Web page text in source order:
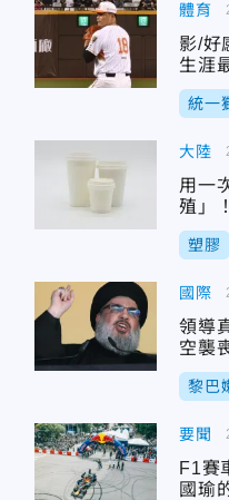
體育
影/好
生涯
迎
統一
大陸
用一
殖」
塑膠
國際
領導
空襲
黎巴
要聞
F1賽
國瑜